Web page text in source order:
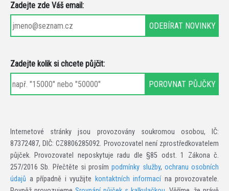
Zadejte zde Váš email:
Zadejte kolik si chcete půjčit:
Internetové stránky jsou provozovány soukromou osobou, IČ:
87372487, DIČ: CZ8806285092. Provozovatel není zprostředkovatelem
půjček. Provozovatel neposkytuje radu dle §85 odst. 1 Zákona č.
257/2016 Sb. Přečtěte si prosímpodmínky služby, ochranu osobních
údajů a případně i využijte kontaktních informací na provozovatele.